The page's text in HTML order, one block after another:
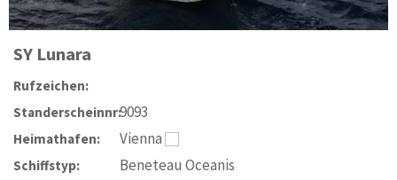
SY Lunara
Rufzeichen:
Standerscheinnr:9093
Heimathafen: Vienna
Schiffstyp: Beneteau Oceanis